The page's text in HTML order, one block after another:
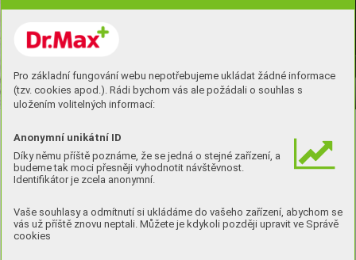
Pro základní fungování webu nepotřebujeme ukládat žádné informace
(tzv. cookies apod.). Rádi bychom vás ale požádali o souhlas s
uložením volitelných informací:
Anonymní unikátní ID
Díky němu příště poznáme, že se jedná o stejné zařízení, a
budeme tak moci přesněji vyhodnotit návštěvnost.
Identifikátor je zcela anonymní.
Vaše souhlasy a odmítnutí si ukládáme do vašeho zařízení, abychom se
vás už příště znovu neptali. Můžete je kdykoli později upravit ve Správě
cookies
MAMI,zkazila jsi mi život
Hříchy spáchané na nás v době, kdy